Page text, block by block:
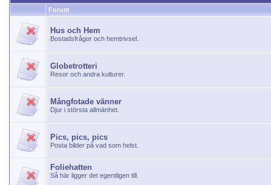
Forum
Hus och Hem
Bostadsfrågor och hemtrivsel.
Globetrotteri
Resor och andra kulturer.
Mångfotade vänner
Djur i största allmänhet.
Pics, pics, pics
Posta bilder på vad som helst.
Foliehatten
Så här ligger det egentligen till.